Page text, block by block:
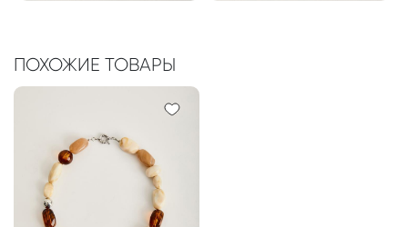
ПОХОЖИЕ ТОВАРЫ